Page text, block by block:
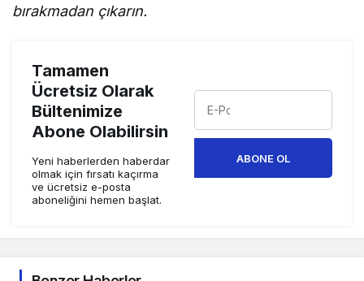
bırakmadan çıkarın.
Tamamen
Ücretsiz Olarak
Bültenimize
Abone Olabilirsin
Yeni haberlerden haberdar
olmak için fırsatı kaçırma
ve ücretsiz e-posta
aboneliğini hemen başlat.
ABONE OL